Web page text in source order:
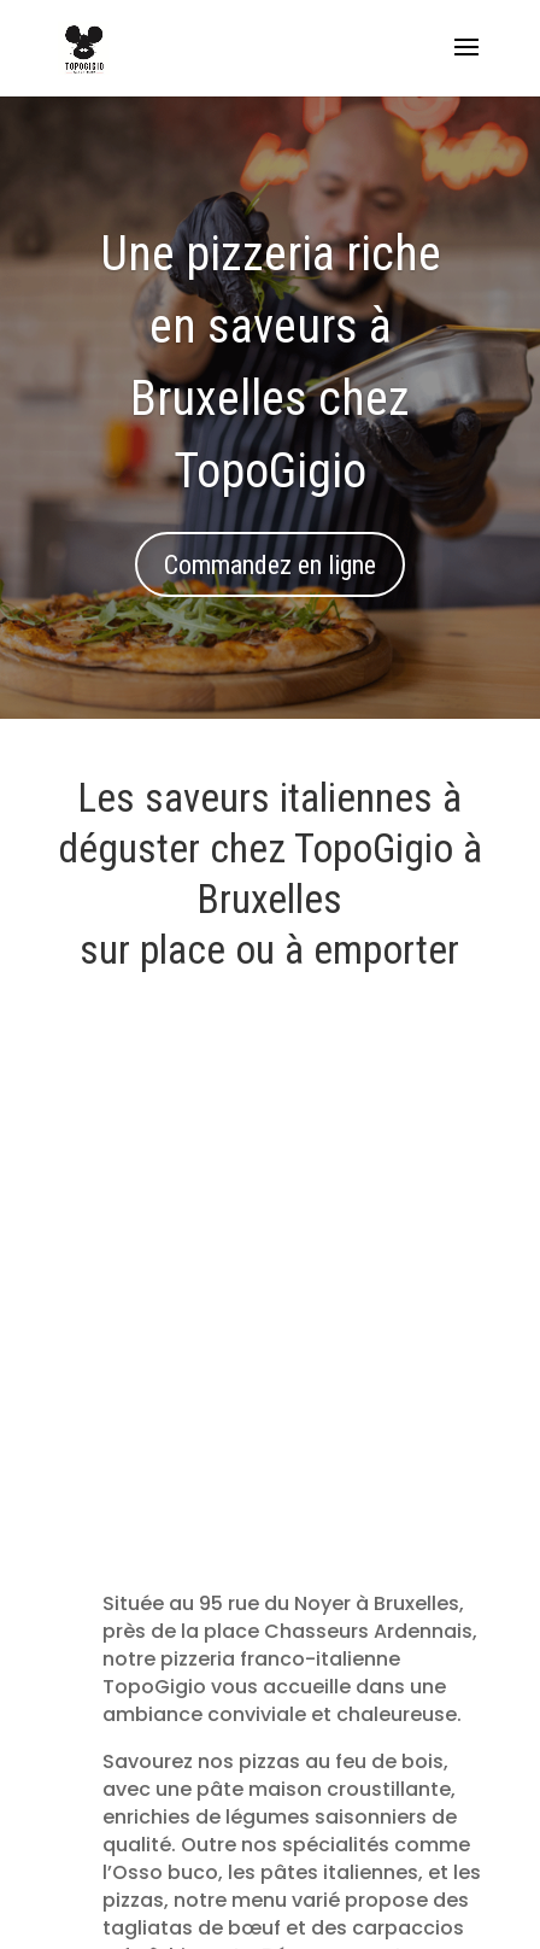
Une pizzeria riche
en saveurs à
Bruxelles chez
TopoGigio
Commandez en ligne
Les saveurs italiennes à
déguster chez TopoGigio à
Bruxelles
sur place ou à emporter
Située au 95 rue du Noyer à Bruxelles,
près de la place Chasseurs Ardennais,
notre pizzeria franco-italienne
TopoGigio vous accueille dans une
ambiance conviviale et chaleureuse.
Savourez nos pizzas au feu de bois,
avec une pâte maison croustillante,
enrichies de légumes saisonniers de
qualité. Outre nos spécialités comme
l’Osso buco, les pâtes italiennes, et les
pizzas, notre menu varié propose des
tagliatas de bœuf et des carpaccios